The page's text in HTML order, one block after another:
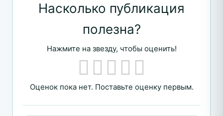
Насколько публикация
полезна?
Нажмите на звезду, чтобы оценить!
Оценок пока нет. Поставьте оценку первым.